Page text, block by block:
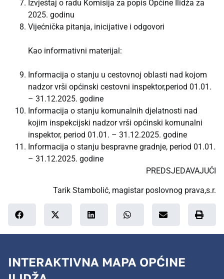
Izvještaj o radu Komisija za popis Općine Ilidža za
2025. godinu
Vijećnička pitanja, inicijative i odgovori
Kao informativni materijal:
Informacija o stanju u cestovnoj oblasti nad kojom
nadzor vrši općinski cestovni inspektor,period 01.01.
– 31.12.2025. godine
Informacija o stanju komunalnih djelatnosti nad
kojim inspekcijski nadzor vrši općinski komunalni
inspektor, period 01.01. – 31.12.2025. godine
Informacija o stanju bespravne gradnje, period 01.01.
– 31.12.2025. godine
PREDSJEDAVAJUĆI
Tarik Stambolić, magistar poslovnog prava,s.r.
INTERAKTIVNA MAPA OPĆINE